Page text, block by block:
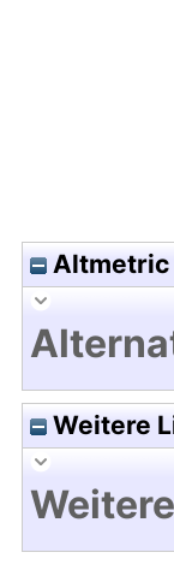
Altmetric
Weitere